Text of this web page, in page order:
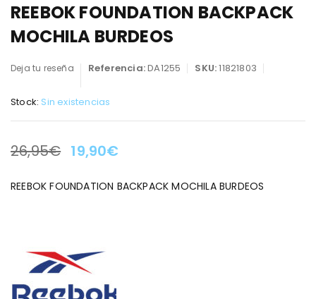
REEBOK FOUNDATION BACKPACK
MOCHILA BURDEOS
Deja tu reseña Referencia:DA1255 SKU:11821803
Stock: Sin existencias
LA OFERTA TERMINA EN:
26,95€ 19,90€
REEBOK FOUNDATION BACKPACK MOCHILA BURDEOS